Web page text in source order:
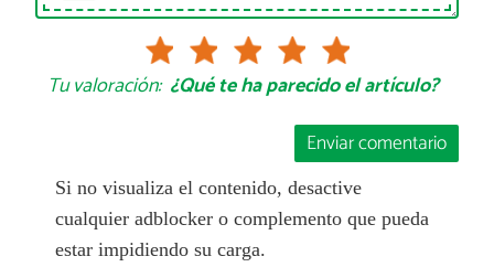
Tu valoración: ¿Qué te ha parecido el artículo?
Enviar comentario
Si no visualiza el contenido, desactive
cualquier adblocker o complemento que pueda
estar impidiendo su carga.